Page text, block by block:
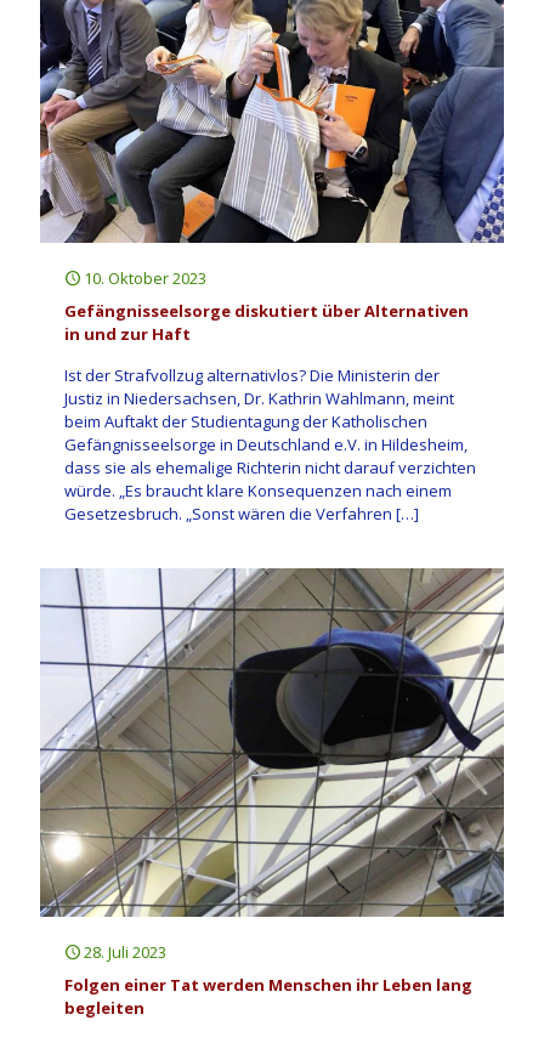
10. Oktober 2023
Gefängnisseelsorge diskutiert über Alternativen
in und zur Haft
Ist der Strafvollzug alternativlos? Die Ministerin der
Justiz in Niedersachsen, Dr. Kathrin Wahlmann, meint
beim Auftakt der Studientagung der Katholischen
Gefängnisseelsorge in Deutschland e.V. in Hildesheim,
dass sie als ehemalige Richterin nicht darauf verzichten
würde. „Es braucht klare Konsequenzen nach einem
Gesetzesbruch. „Sonst wären die Verfahren […]
28. Juli 2023
Folgen einer Tat werden Menschen ihr Leben lang
begleiten